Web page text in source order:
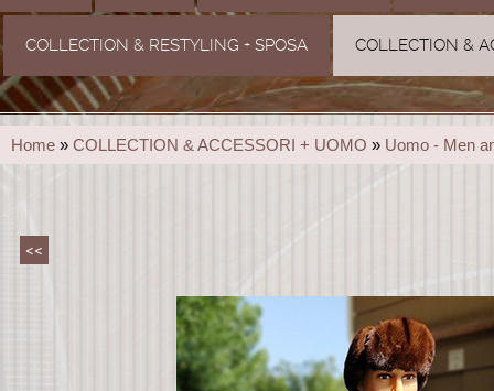
COLLECTION & RESTYLING + SPOSA COLLECTION &
Home » COLLECTION & ACCESSORI + UOMO » Uomo - Men
<<